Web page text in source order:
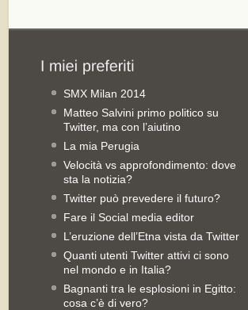
SMX Milan 2014
Matteo Salvini primo politico su
Twitter, ma con l’aiutino
La mia Perugia
Velocità vs approfondimento: dove
sta la notizia?
Twitter può prevedere il futuro?
Fare il Social media editor
L’eruzione dell’Etna vista da Twitter
Quanti utenti Twitter attivi ci sono
nel mondo e in Italia?
Bagnanti tra le esplosioni in Egitto:
cosa c’è di vero?